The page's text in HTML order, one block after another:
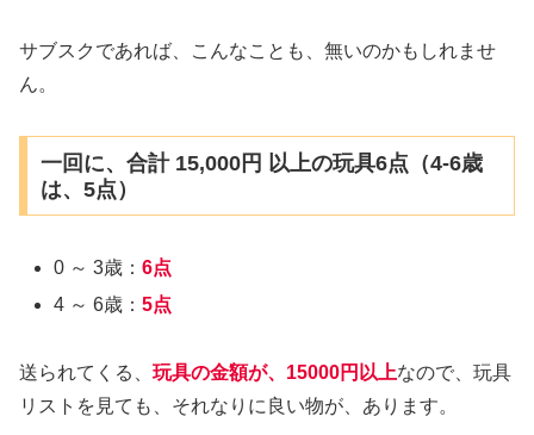
サブスクであれば、こんなことも、無いのかもしれませ
ん。
一回に、合計 15,000円 以上の玩具6点（4-6歳
は、5点）
0 ～ 3歳：6点
4 ～ 6歳：5点
送られてくる、 玩具の金額が、15000円以上なので、玩具
リストを見ても、それなりに良い物が、あります。